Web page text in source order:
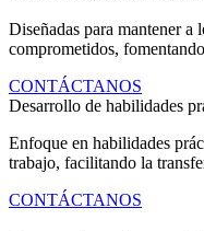
Diseñadas para mantener a
comprometidos,
CONTÁCTANOS
Desarrollo de habilidades
Enfoque en habilidades
trabajo, facilitando la
CONTÁCTANOS